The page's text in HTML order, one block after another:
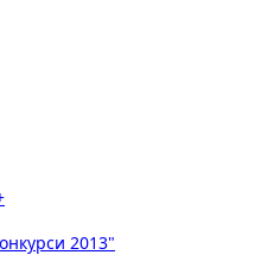
2013"